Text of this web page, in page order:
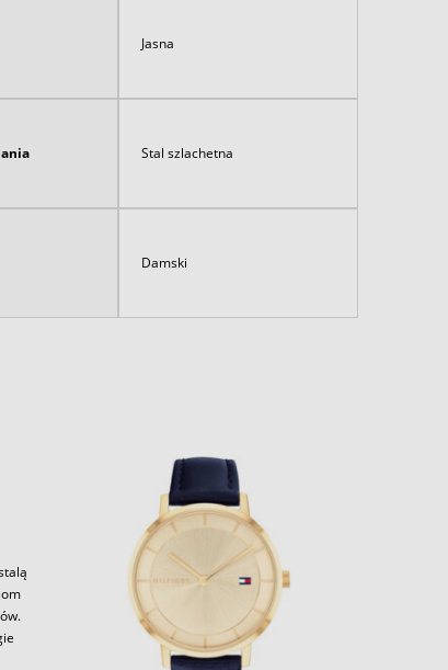
Jasna
Stal szlachetna
Damski